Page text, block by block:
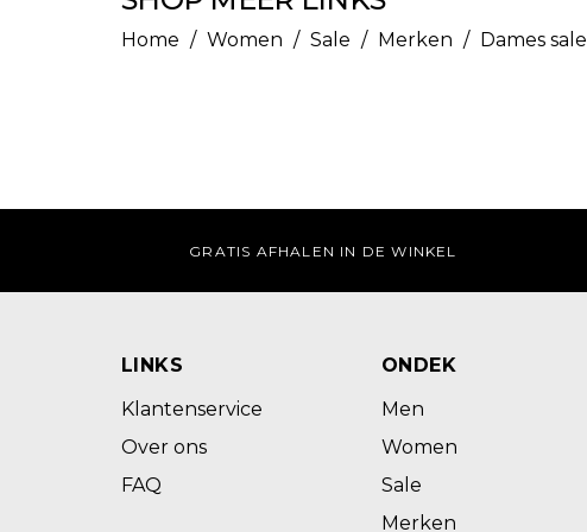
Home / Women / Sale / Merken / Dames sale
GRATIS AFHALEN IN DE WINKEL
LINKS
Klantenservice
Over ons
FAQ
ONDEK
Men
Women
Sale
Merken